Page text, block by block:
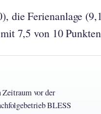
die Ferienanlage
7,5 von 10
Zeitraum vor der
BLESS